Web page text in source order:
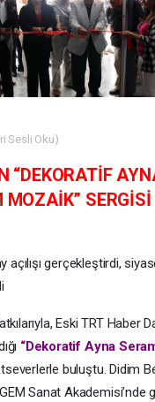
Sesli Oku)
“DEKORATİF
SERGİSİ
açılışı gerçekleştirdi,
Eski TRT Haber
“Dekoratif Ayna
buluştu. Didim
Sanat Akademisi’nde